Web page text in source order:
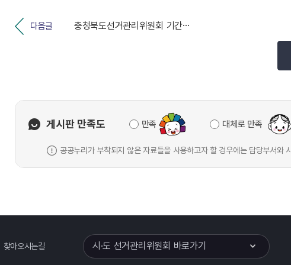
다음글 충청북도선거관리위원회 기간제근로자 최종합격자 명단 등 ...
게시판 만족도 만족 대체로 만족
공공누리가 부착되지 않은 자료들을 사용하고자 할 경우에는 담당부서와
찾아오시는길 시·도 선거관리위원회 바로가기